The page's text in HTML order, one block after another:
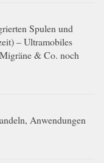
Spulen und
– Ultramobiles
& Co. noch
Anwendungen